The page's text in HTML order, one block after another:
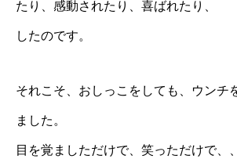
たり、感動されたり、喜ばれたり、
したのです。
それこそ、おしっこをしても、ウンチ
ました。
目を覚ましただけで、笑っただけで、